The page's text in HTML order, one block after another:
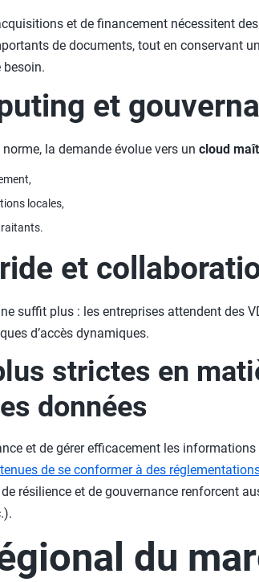
et de financement nécessitent
de documents, tout en conservant
besoin.
et
la demande évolue vers un cloud
locales,
et
suffit plus : les entreprises attendent des
d’accès dynamiques.
strictes en
données
et de gérer efficacement les
de se conformer à des
résilience et de gouvernance renforcent
du